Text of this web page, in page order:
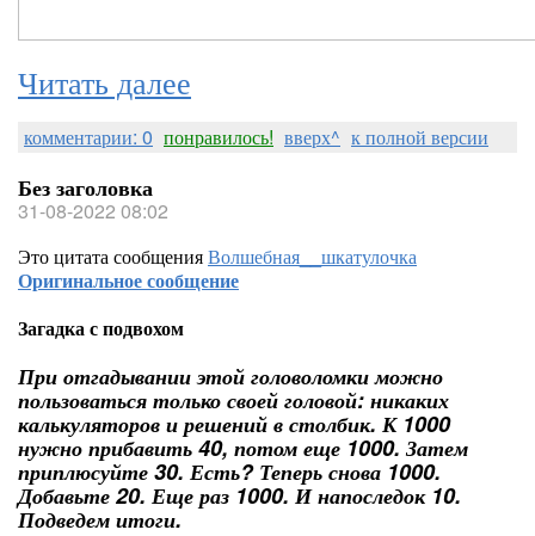
Читать далее
комментарии: 0 понравилось! вверх^ к полной версии
Без заголовка
31-08-2022 08:02
Это цитата сообщенияВолшебная__шкатулочка
Оригинальное сообщение
Загадка с подвохом
При отгадывании этой головоломки можно
пользоваться только своей головой: никаких
калькуляторов и решений в столбик. К 1000
нужно прибавить 40, потом еще 1000. Затем
приплюсуйте 30. Есть? Теперь снова 1000.
Добавьте 20. Еще раз 1000. И напоследок 10.
Подведем итоги.